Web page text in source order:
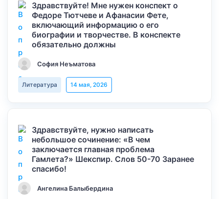
Здравствуйте! Мне нужен конспект о
Федоре Тютчеве и Афанасии Фете,
включающий информацию о его
биографии и творчестве. В конспекте
обязательно должны
София Неъматова
Литература 14 мая, 2026
Здравствуйте, нужно написать
небольшое сочинение: «В чем
заключается главная проблема
Гамлета?» Шекспир. Слов 50-70 Заранее
спасибо!
Ангелина Балыбердина